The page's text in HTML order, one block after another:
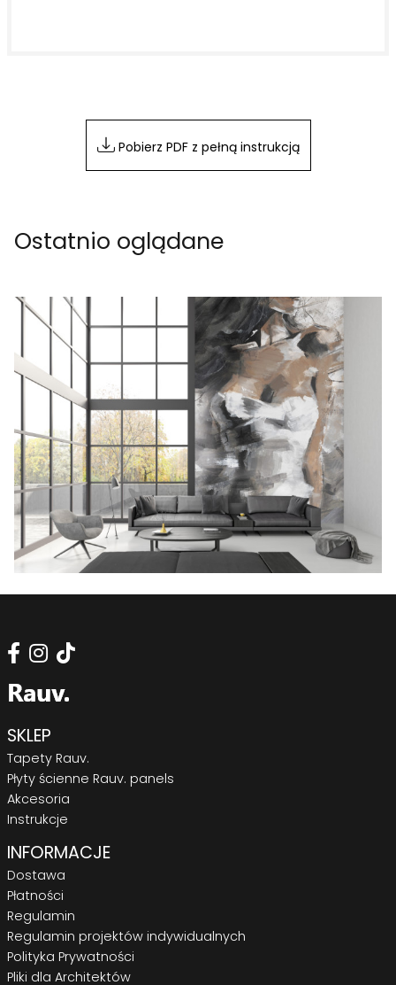
Pobierz PDF z pełną instrukcją
Ostatnio oglądane
SKLEP
Tapety Rauv.
Płyty ścienne Rauv. panels
Akcesoria
Instrukcje
INFORMACJE
Dostawa
Płatności
Regulamin
Regulamin projektów indywidualnych
Polityka Prywatności
Pliki dla Architektów